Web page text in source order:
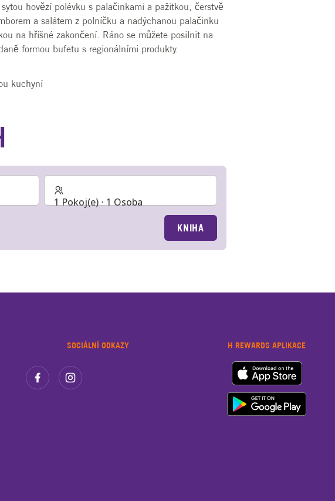
hovězí polévku s palačinkami a pažitkou, čerstvě
a salátem z polníčku a nadýchanou palačinku
na hříšné zakončení. Ráno se můžete posilnit na
formou bufetu s regionálními produkty.
kuchyní
1 Pokoj(e) ⋅ 1 Osoba
KNIHA
SOCIÁLNÍ ODKAZY H REWARDS APLIKACE